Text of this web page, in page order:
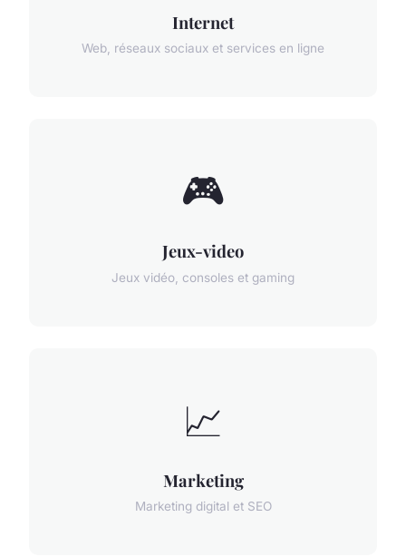
Internet
Web, réseaux sociaux et services en ligne
🎮
Jeux-video
Jeux vidéo, consoles et gaming
📈
Marketing
Marketing digital et SEO